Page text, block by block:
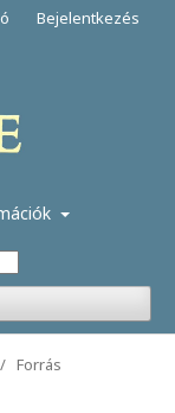
Bejelentkezés
/ Forrás